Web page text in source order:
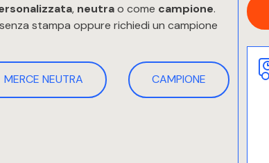
, neutrao come campione.
stampa oppure richiedi un campione
MERCE NEUTRA CAMPIONE